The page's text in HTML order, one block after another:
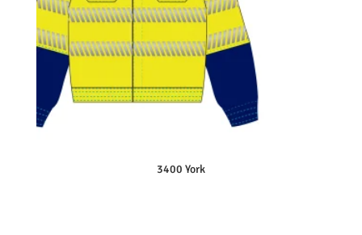
3400 York